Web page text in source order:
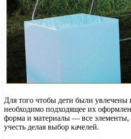
Для того чтобы дети были увлечены
необходимо подходящее их
форма и материалы — все элементы,
учесть делая выбор качелей.